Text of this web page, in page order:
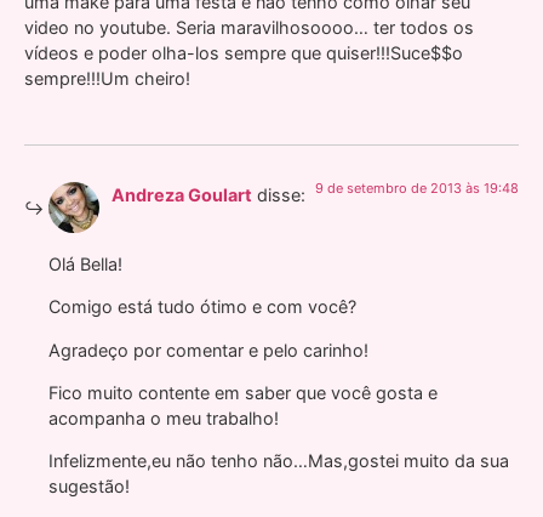
video no youtube. Seria maravilhosoooo… ter todos os
vídeos e poder olha-los sempre que quiser!!!Suce$$o
sempre!!!Um cheiro!
Andreza Goulart disse: 9 de setembro de 2013 às 19:48
Olá Bella!
Comigo está tudo ótimo e com você?
Agradeço por comentar e pelo carinho!
Fico muito contente em saber que você gosta e
acompanha o meu trabalho!
Infelizmente,eu não tenho não…Mas,gostei muito da sua
sugestão!